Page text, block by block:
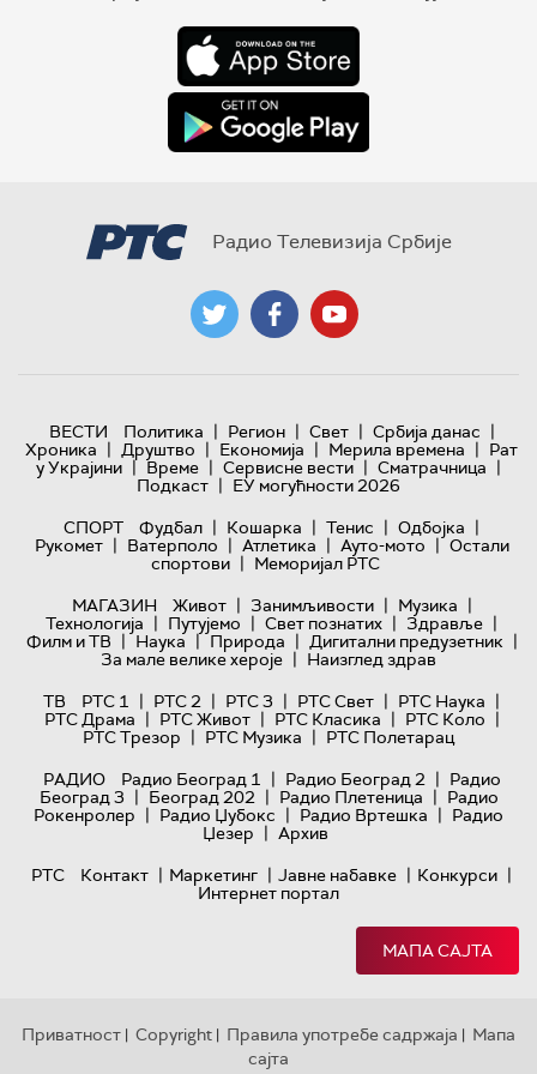
Радио Телевизија Србије
ВЕСТИ Политика | Регион | Свет | Србија данас |
Хроника | Друштво | Економија | Мерила времена | Рат
у Украјини | Време | Сервисне вести | Сматрачница |
Подкаст | ЕУ могућности 2026
СПОРТ
Фудбал | Кошарка | Тенис | Одбојка |
Рукомет | Ватерполо | Атлетика | Ауто-мото | Остали
спортови | Меморијал РТС
МАГАЗИН
Живот | Занимљивости | Музика |
Технологијa | Путујемо | Свет познатих | Здравље |
Филм и ТВ | Наука | Природа | Дигитални предузетник |
За мале велике хероје | Наизглед здрав
ТВ
РТС 1 | РТС 2 | РТС 3 | РТС Свет | РТС Наука |
РТС Драма | РТС Живот | РТС Класика | РТС Коло |
РТС Трезор | РТС Музика | РТС Полетарац
РАДИО
Радио Београд 1 | Радио Београд 2 | Радио
Београд 3 | Београд 202 | Радио Плетеница | Радио
Рокенролер | Радио Џубокс | Радио Вртешка | Радио
Џезер | Архив
РТС
Контакт | Маркетинг | Јавне набавке | Конкурси |
Интернет портал
МАПА САЈТА
Приватност | Copyright | Правила употребе садржаја | Мапа
сајта